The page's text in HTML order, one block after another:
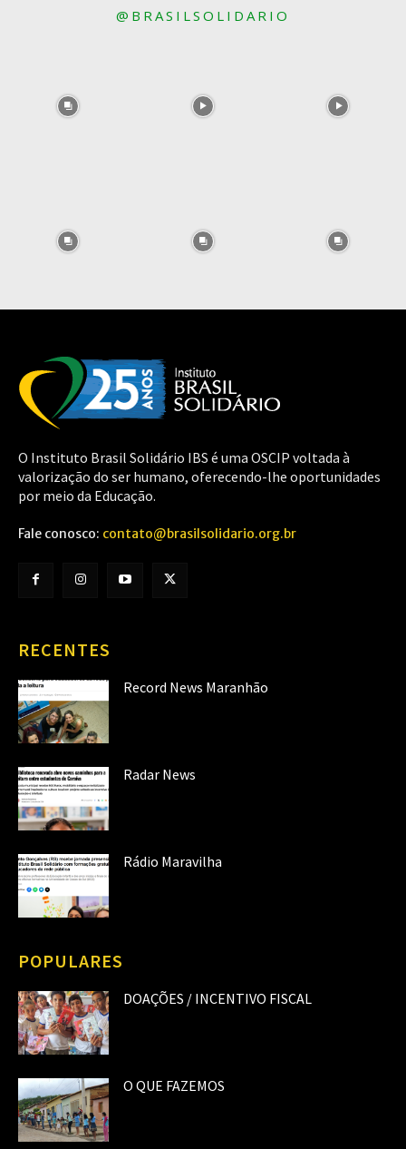
@BRASILSOLIDARIO
O Instituto Brasil Solidário IBS é uma OSCIP voltada à
valorização do ser humano, oferecendo-lhe oportunidades
por meio da Educação.
Fale conosco: contato@brasilsolidario.org.br
RECENTES
Record News Maranhão
Radar News
Rádio Maravilha
POPULARES
DOAÇÕES / INCENTIVO FISCAL
O QUE FAZEMOS